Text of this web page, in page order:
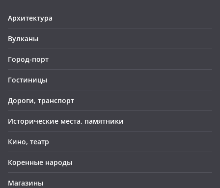
Архитектура
Вулканы
Город-порт
Гостиницы
Дороги, транспорт
Исторические места, памятники
Кино, театр
Коренные народы
Магазины